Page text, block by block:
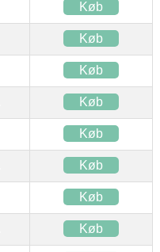
Køb
Køb
Køb
Køb
Køb
Køb
Køb
Køb